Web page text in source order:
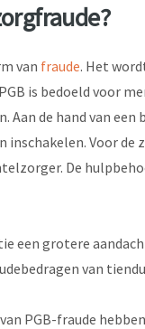
van fraude. Het
is bedoeld voor
Aan de hand van
inschakelen. Voor
De
een grotere
van
PGB-fraude